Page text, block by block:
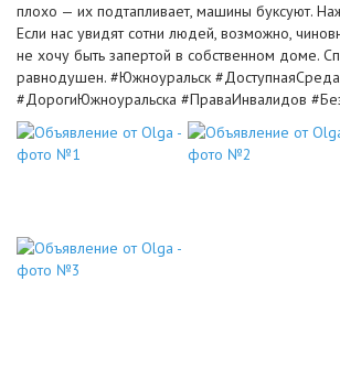
плохо — их подтапливает, машины буксуют.
Если нас увидят сотни людей, возможно,
не хочу быть запертой в собственном доме.
равнодушен. #Южноуральск #ДоступнаяСреда
#ДорогиЮжноуральска #ПраваИнвалидов